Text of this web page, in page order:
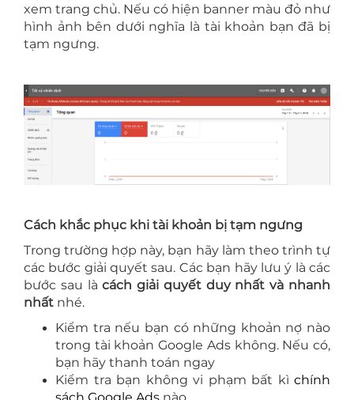
xem trang chủ. Nếu có hiện banner màu đỏ như
hình ảnh bên dưới nghĩa là tài khoản bạn đã bị
tạm ngưng.
Cách khắc phục khi tài khoản bị tạm ngưng
Trong trường hợp này, bạn hãy làm theo trình tự
các bước giải quyết sau. Các bạn hãy lưu ý là các
bước sau làcách giải quyết duy nhất và nhanh
nhất nhé.
Kiểm tra nếu bạn có những khoản nợ nào
trong tài khoản Google Ads không. Nếu có,
bạn hãy thanh toán ngay
Kiểm tra bạn không vi phạm bất kì chính